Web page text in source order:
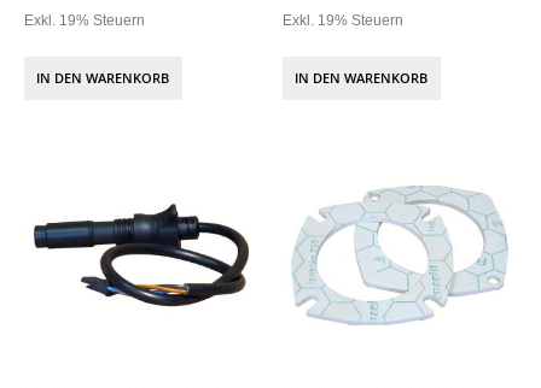
Exkl. 19% Steuern
IN DEN WARENKORB
Exkl. 19% Steuern
IN DEN WARENKORB